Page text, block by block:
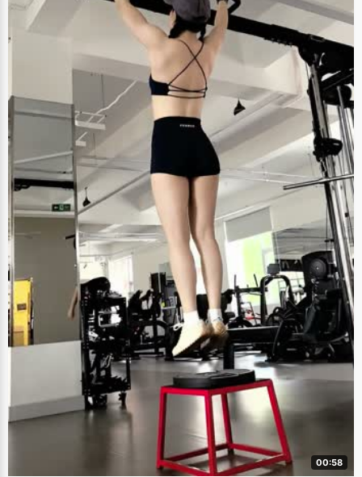
00:58